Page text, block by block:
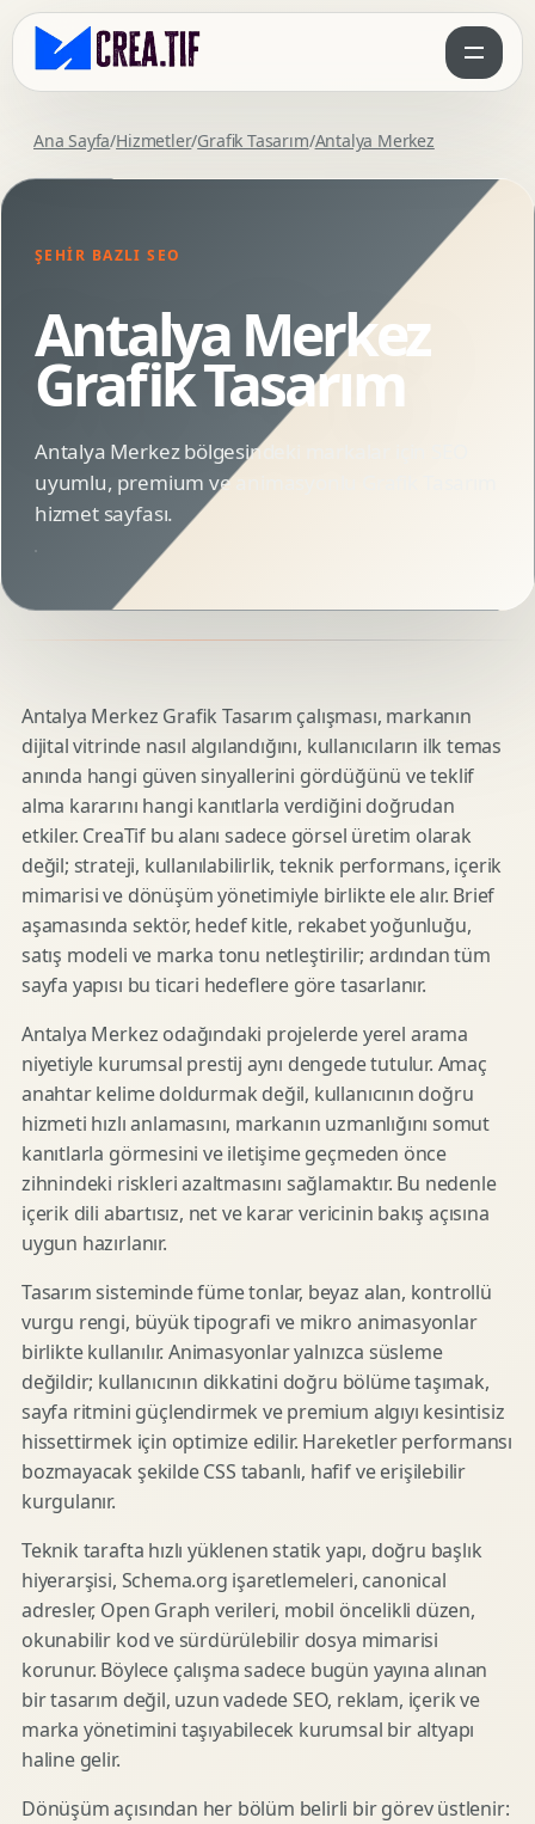
Ana Sayfa/Hizmetler/Grafik Tasarım/Antalya Merkez
ŞEHIR BAZLI SEO
Antalya Merkez
Grafik Tasarım
Antalya Merkez bölgesindeki markalar için SEO
uyumlu, premium ve animasyonlu Grafik Tasarım
hizmet sayfası.
Antalya Merkez Grafik Tasarım çalışması, markanın
dijital vitrinde nasıl algılandığını, kullanıcıların ilk temas
anında hangi güven sinyallerini gördüğünü ve teklif
alma kararını hangi kanıtlarla verdiğini doğrudan
etkiler. CreaTif bu alanı sadece görsel üretim olarak
değil; strateji, kullanılabilirlik, teknik performans, içerik
mimarisi ve dönüşüm yönetimiyle birlikte ele alır. Brief
aşamasında sektör, hedef kitle, rekabet yoğunluğu,
satış modeli ve marka tonu netleştirilir; ardından tüm
sayfa yapısı bu ticari hedeflere göre tasarlanır.
Antalya Merkez odağındaki projelerde yerel arama
niyetiyle kurumsal prestij aynı dengede tutulur. Amaç
anahtar kelime doldurmak değil, kullanıcının doğru
hizmeti hızlı anlamasını, markanın uzmanlığını somut
kanıtlarla görmesini ve iletişime geçmeden önce
zihnindeki riskleri azaltmasını sağlamaktır. Bu nedenle
içerik dili abartısız, net ve karar vericinin bakış açısına
uygun hazırlanır.
Tasarım sisteminde füme tonlar, beyaz alan, kontrollü
vurgu rengi, büyük tipografi ve mikro animasyonlar
birlikte kullanılır. Animasyonlar yalnızca süsleme
değildir; kullanıcının dikkatini doğru bölüme taşımak,
sayfa ritmini güçlendirmek ve premium algıyı kesintisiz
hissettirmek için optimize edilir. Hareketler performansı
bozmayacak şekilde CSS tabanlı, hafif ve erişilebilir
kurgulanır.
Teknik tarafta hızlı yüklenen statik yapı, doğru başlık
hiyerarşisi, Schema.org işaretlemeleri, canonical
adresler, Open Graph verileri, mobil öncelikli düzen,
okunabilir kod ve sürdürülebilir dosya mimarisi
korunur. Böylece çalışma sadece bugün yayına alınan
bir tasarım değil, uzun vadede SEO, reklam, içerik ve
marka yönetimini taşıyabilecek kurumsal bir altyapı
haline gelir.
Dönüşüm açısından her bölüm belirli bir görev üstlenir: